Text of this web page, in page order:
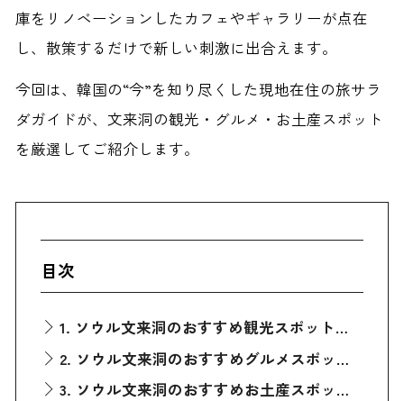
庫をリノベーションしたカフェやギャラリーが点在
し、散策するだけで新しい刺激に出合えます。
今回は、韓国の“今”を知り尽くした現地在住の旅サラ
ダガイドが、文来洞の観光・グルメ・お土産スポット
を厳選してご紹介します。
目次
1. ソウル文来洞のおすすめ観光スポット「文来（ムンレ）創作村」
2. ソウル文来洞のおすすめグルメスポット「元祖マヌルコプチャン（にんにくほるもん）」
3. ソウル文来洞のおすすめお土産スポット「ムンレバング（文来房具）」